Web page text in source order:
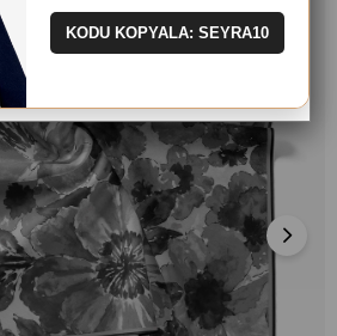
KODU KOPYALA: SEYRA10